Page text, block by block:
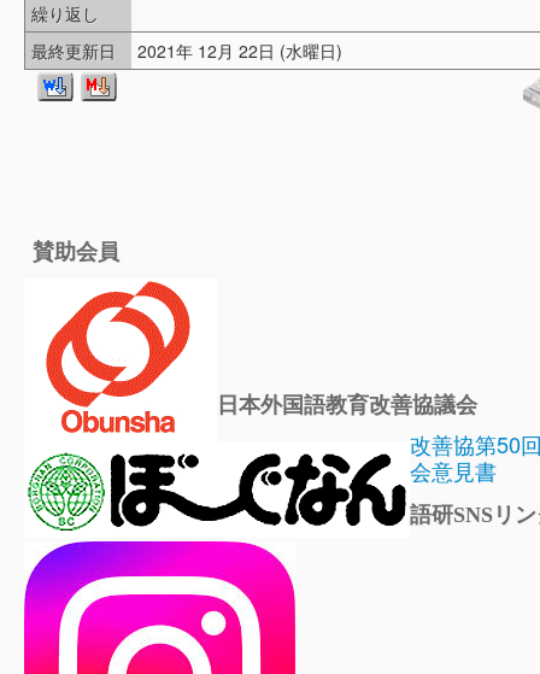
繰り返し
最終更新日
2021年 12月 22日 (水曜日)
賛助会員
日本外国語教育改善協議会
改善協第50
会意見書
語研SNSリ